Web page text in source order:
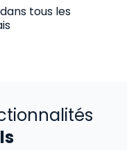
tous les